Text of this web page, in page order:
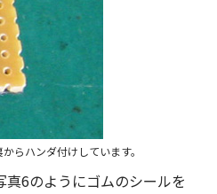
らハンダ付けしています。
6のようにゴムのシールを